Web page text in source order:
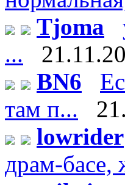
Tjoma
...
BN6
там п...
lowrider
драм-басе,